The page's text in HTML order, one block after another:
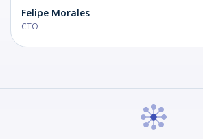
Felipe Morales
CTO